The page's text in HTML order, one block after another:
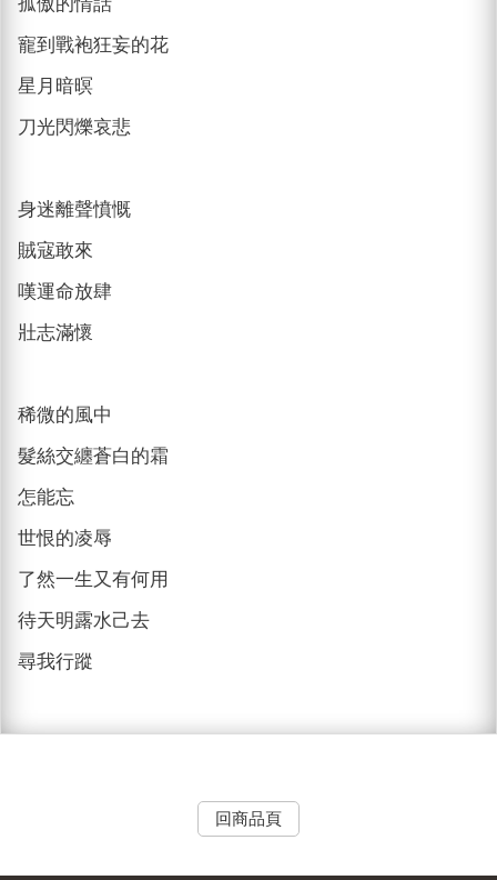
寵到戰袍狂妄的花
星月暗暝
刀光閃爍哀悲
身迷離聲憤慨
賊寇敢來
嘆運命放肆
壯志滿懷
稀微的風中
髮絲交纏蒼白的霜
怎能忘
世恨的凌辱
了然一生又有何用
待天明露水己去
尋我行蹤
回商品頁